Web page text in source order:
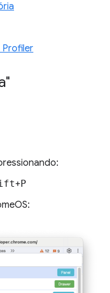
Profiler
+P